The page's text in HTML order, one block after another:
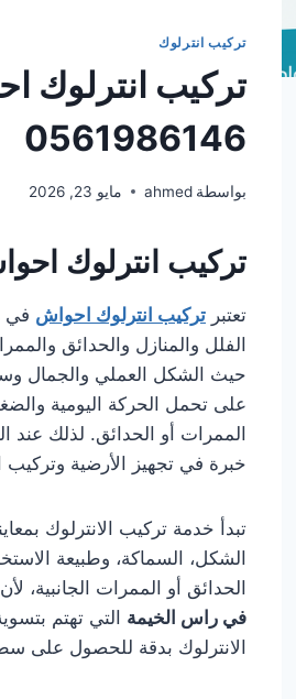
تركيب انترلوك
تركيب انترلوك
0561986146
بواسطة ahmed مايو 23, 2026
تركيب انترلوك
تعتبر تركيب انترلوك احواش في
الفلل والمنازل والحدائق
حيث الشكل العملي والجمال
على تحمل الحركة اليومية
الممرات أو الحدائق. لذلك عند
خبرة في تجهيز الأرضية وتركيب
تبدأ خدمة تركيب الانترلوك
الشكل، السماكة، وطبيعة
الحدائق أو الممرات
في راس الخيمة التي تهتم
الانترلوك بدقة للحصول على